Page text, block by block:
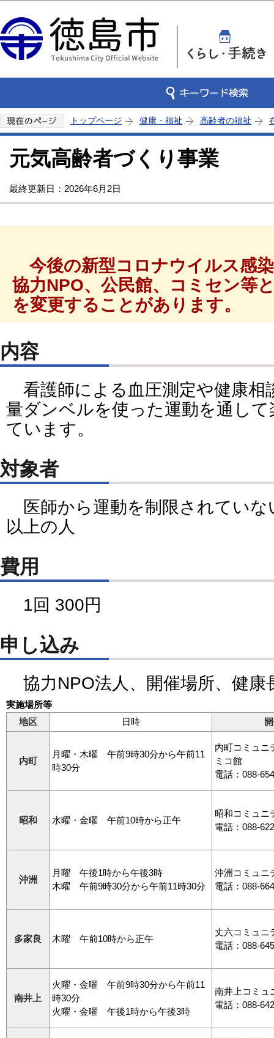
トップページ 健康・福祉 高齢者の福祉
元気高齢者づくり事業
最終更新日：2026年6月2日
今後の新型コロナウイルス感
協力NPO、公民館、コミセン等
を変更することがあります。
内容
看護師による血圧測定や健康相
量ダンベルを使った運動を通し
ています。
対象者
医師から運動を制限されていな
以上の人
費用
1回 300円
申し込み
協力NPO法人、開催場所、健康
実施場所等
地区
日時
内町
月曜・木曜 午前9時30分から午前11
時30分
内町コミュ
ミコ館
電話：088-
昭和 水曜・金曜 午前10時から正午
昭和コミュニ
電話：088-
沖洲
月曜 午後1時から午後3時
木曜 午前9時30分から午前11時30分
沖洲コミュニ
電話：088-
多家良 木曜 午前10時から正午
丈六コミュニ
電話：088-
南井上
火曜・金曜 午前9時30分から午前11
時30分
火曜・金曜 午後1時から午後3時
南井上コミュ
電話：088-